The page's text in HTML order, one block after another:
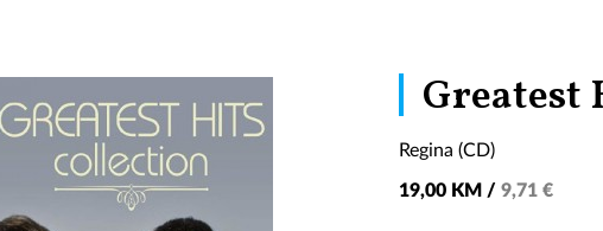
Greatest
Regina (CD)
19,00 KM /9,71 €